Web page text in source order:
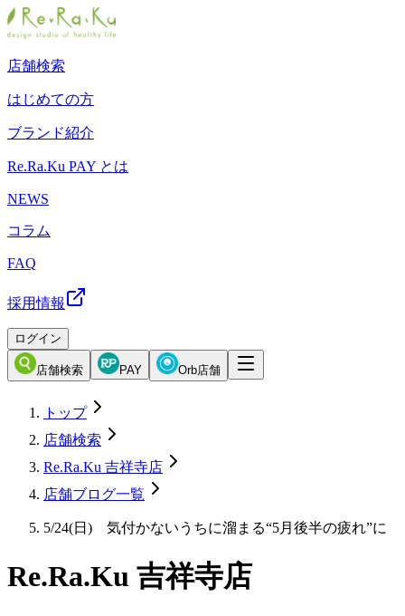
店舗検索
はじめての方
ブランド紹介
Re.Ra.Ku PAY とは
NEWS
コラム
FAQ
採用情報
ログイン
店舗検索 PAY Orb店舗
トップ
店舗検索
Re.Ra.Ku 吉祥寺店
店舗ブログ一覧
5/24(日) 気付かないうちに溜まる“5月後半の疲れ”に
Re.Ra.Ku 吉祥寺店